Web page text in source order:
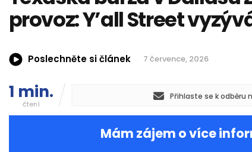
provoz: Y’all Street
Poslechněte si článek 7 července, 2026
1 min.
čtení
Přihlaste se k odběru
Mám zájem o více